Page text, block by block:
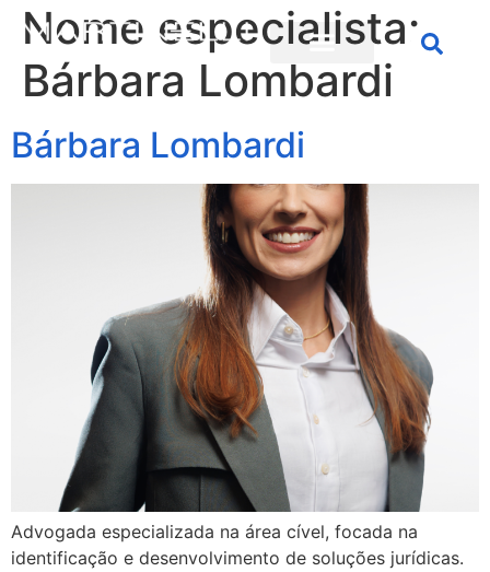
Nome especialista:
Bárbara Lombardi
Bárbara Lombardi
Advogada especializada na área cível, focada na
identificação e desenvolvimento de soluções jurídicas.